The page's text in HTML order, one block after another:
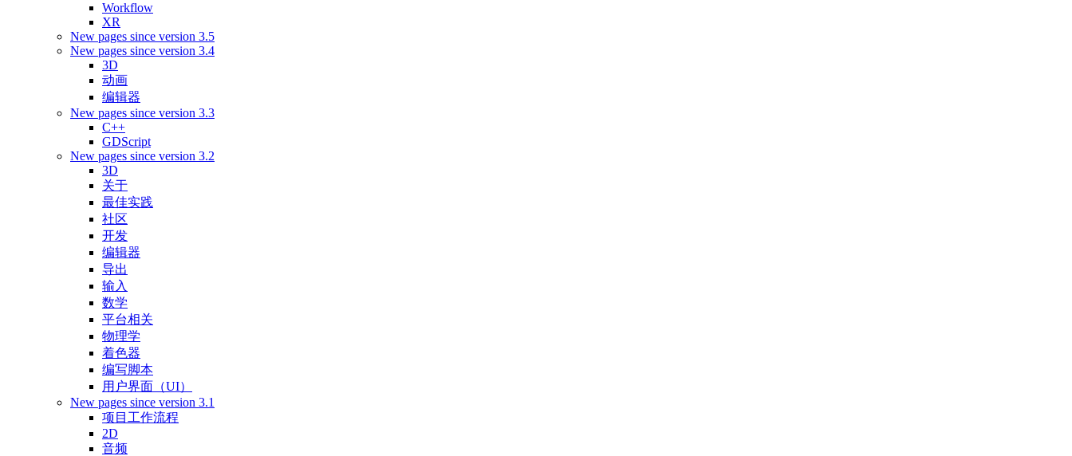
Workflow
XR
New pages since version 3.5
New pages since version 3.4
3D
动画
编辑器
New pages since version 3.3
C++
GDScript
New pages since version 3.2
3D
关于
最佳实践
社区
开发
编辑器
导出
输入
数学
平台相关
物理学
着色器
编写脚本
用户界面（UI）
New pages since version 3.1
项目工作流程
2D
音频